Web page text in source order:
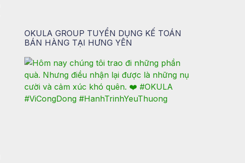
OKULA GROUP TUYỂN DỤNG KẾ TOÁN
BÁN HÀNG TẠI HƯNG YÊN